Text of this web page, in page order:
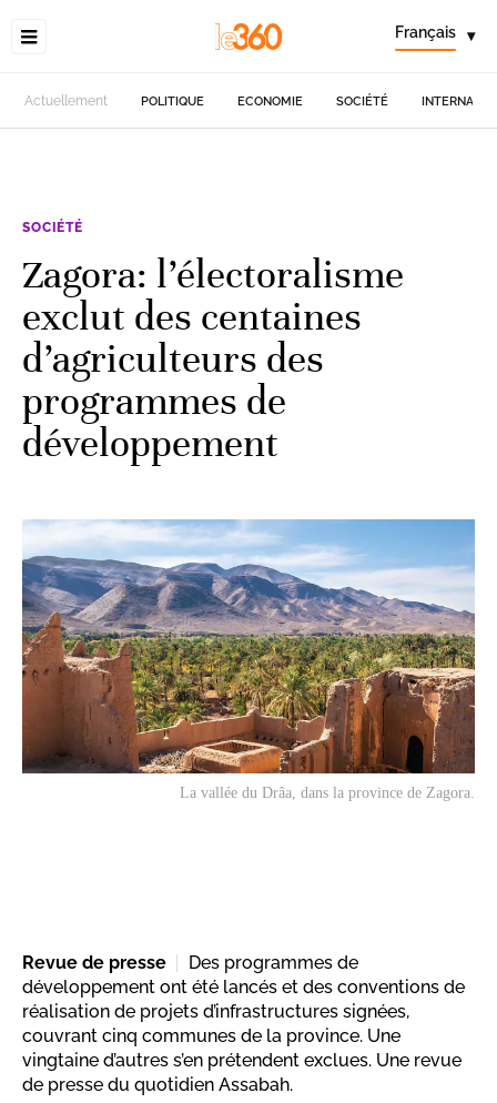
Français ▾
Actuellement POLITIQUE ECONOMIE SOCIÉTÉ
SOCIÉTÉ
Zagora: l’électoralisme
exclut des centaines
d’agriculteurs des
programmes de
développement
La vallée du Drâa, dans la province de Zagora.
Revue de presse
Des programmes de
développement ont été lancés et des conventions de
réalisation de projets d’infrastructures signées,
couvrant cinq communes de la province. Une
vingtaine d’autres s’en prétendent exclues. Une revue
de presse du quotidien Assabah.